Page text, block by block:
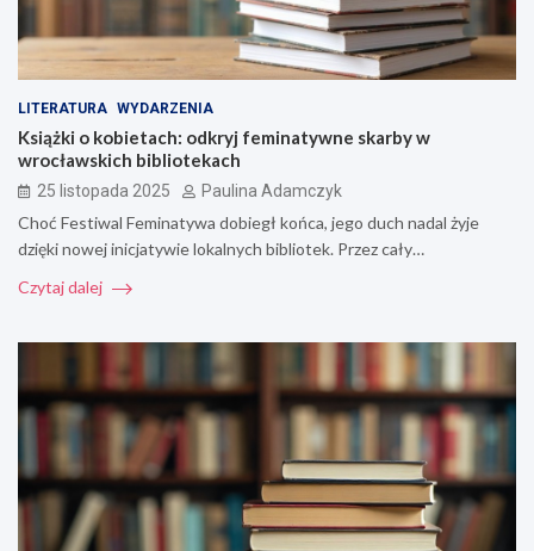
LITERATURA WYDARZENIA
Książki o kobietach: odkryj feminatywne skarby w
wrocławskich bibliotekach
25 listopada 2025 Paulina Adamczyk
Choć Festiwal Feminatywa dobiegł końca, jego duch nadal żyje
dzięki nowej inicjatywie lokalnych bibliotek. Przez cały…
Czytaj dalej